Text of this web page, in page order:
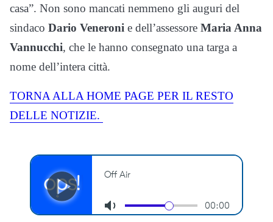
casa”. Non sono mancati nemmeno gli auguri del
sindaco Dario Veneroni e dell’assessore Maria Anna
Vannucchi, che le hanno consegnato una targa a
nome dell’intera città.
TORNA ALLA HOME PAGE PER IL RESTO
DELLE NOTIZIE.